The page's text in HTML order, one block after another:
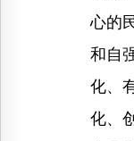
心的
和自
化、
化、